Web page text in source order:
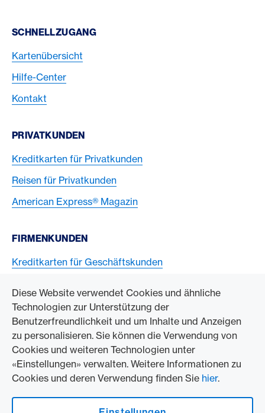
Diese Website verwendet Cookies und ähnliche
Technologien zur Unterstützung der
Benutzerfreundlichkeit und um Inhalte und Anzeigen
zu personalisieren. Sie können die Verwendung von
Cookies und weiteren Technologien unter
«Einstellungen» verwalten. Weitere Informationen zu
Cookies und deren Verwendung finden Sie hier.
Footer Navigation
SCHNELLZUGANG
Kartenübersicht
Hilfe-Center
Kontakt
PRIVATKUNDEN
Kreditkarten für Privatkunden
Reisen für Privatkunden
American Express® Magazin
FIRMENKUNDEN
Kreditkarten für Geschäftskunden
ZUM UNTERNEHMEN
Swisscard AECS GmbH
American Express Weltweit
Kontakt und Social Media